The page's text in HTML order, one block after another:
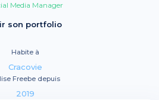
Media Manager
son portfolio
Habite à
Cracovie
Freebe depuis
2019